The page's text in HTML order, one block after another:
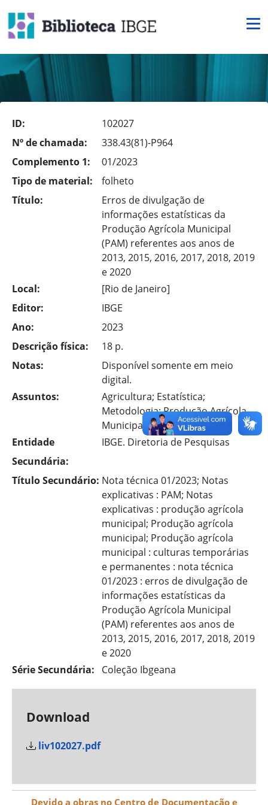
ID:
102027
Nº de chamada:
338.43(81)-P964
Complemento 1:
01/2023
Tipo de material:
folheto
Título:
Erros de divulgação de
informações estatísticas da
Produção Agrícola Municipal
(PAM) referentes aos anos de
2013, 2015, 2016, 2017, 2018, 2019
e 2020
Local:
[Rio de Janeiro]
Editor:
IBGE
Ano:
2023
Descrição física:
18 p.
Notas:
Disponível somente em meio
digital.
Assuntos:
Agricultura; Estatística;
Metodologia; Produção Agrícola
Municipal
Entidade
Secundária:
IBGE. Diretoria de Pesquisas
Título Secundário: Nota técnica 01/2023; Notas
explicativas : PAM; Notas
explicativas : produção agrícola
municipal; Produção agrícola
municipal; Produção agrícola
municipal : culturas temporárias
e permanentes : nota técnica
01/2023 : erros de divulgação de
informações estatísticas da
Produção Agrícola Municipal
(PAM) referentes aos anos de
2013, 2015, 2016, 2017, 2018, 2019
e 2020
Série Secundária:
Coleção Ibgeana
Download
liv102027.pdf
Devido a obras no Centro de Documentação e